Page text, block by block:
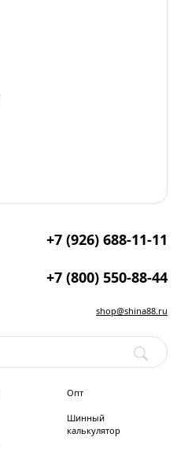
+7 (926) 688-11-11
+7 (800) 550-88-44
shop@shina88.ru
Опт
Шинный
калькулятор